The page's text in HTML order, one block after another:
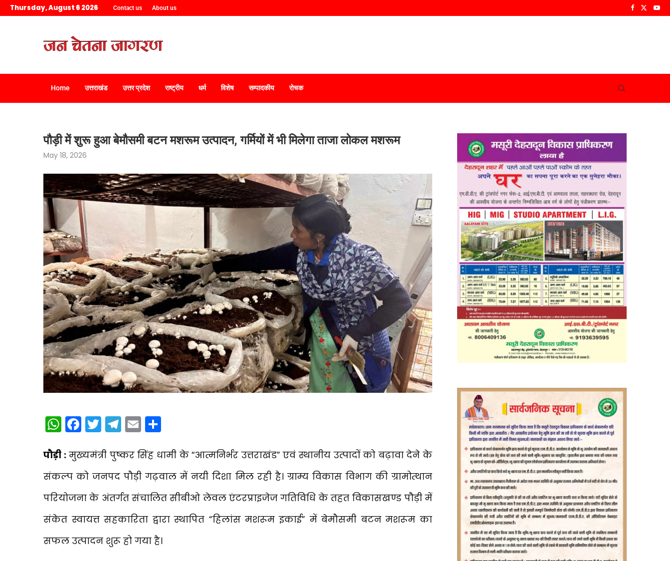
Thursday, August 6 2026 Contact us About us
Home उत्तराखंड उत्तर प्रदेश राष्ट्रीय धर्म विशेष सम्पादकीय रोचक
पौड़ी में शुरू हुआ बेमौसमी बटन मशरूम उत्पादन, गर्मियों में भी मिलेगा ताजा लोकल मशरूम
May 18, 2026
WhatsApp
Facebook
Twitter
Telegram
Email
पौड़ी : मुख्यमंत्री पुष्कर सिंह धामी के “आत्मनिर्भर उत्तराखंड” एवं स्थानीय उत्पादों को बढ़ावा देने के
संकल्प को जनपद पौड़ी गढ़वाल में नयी दिशा मिल रही है। ग्राम्य विकास विभाग की ग्रामोत्थान
परियोजना के अंतर्गत संचालित सीबीओ लेवल एंटरप्राइजेज गतिविधि के तहत विकासखण्ड पौड़ी में
संकेत स्वायत्त सहकारिता द्वारा स्थापित “हिलांस मशरूम इकाई” में बेमौसमी बटन मशरूम का
सफल उत्पादन शुरू हो गया है।